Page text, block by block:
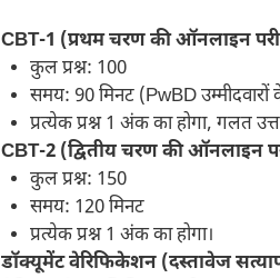
CBT-1 (प्रथम चरण की ऑनलाइन
कुल प्रश्न: 100
समय: 90 मिनट (PwBD
प्रत्येक प्रश्न 1 अंक का होगा, गलत
CBT-2 (द्वितीय चरण की ऑनलाइन
कुल प्रश्न: 150
समय: 120 मिनट
प्रत्येक प्रश्न 1 अंक का होगा।
डॉक्यूमेंट वेरिफिकेशन (दस्तावेज